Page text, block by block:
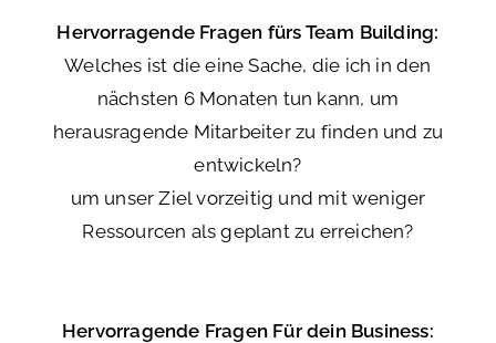
Hervorragende Fragen fürs Team Building:
Welches ist die eine Sache, die ich in den
nächsten 6 Monaten tun kann, um
herausragende Mitarbeiter zu finden und zu
entwickeln?
um unser Ziel vorzeitig und mit weniger
Ressourcen als geplant zu erreichen?
Hervorragende Fragen Für dein Business: